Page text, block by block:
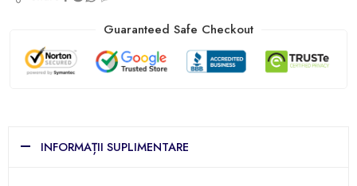
Guaranteed Safe Checkout
INFORMAȚII SUPLIMENTARE